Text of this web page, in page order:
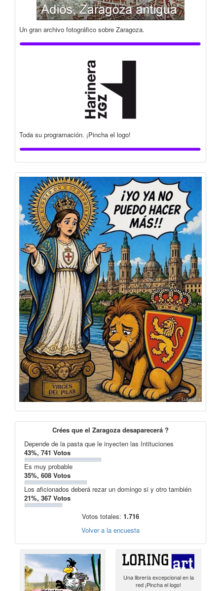
Un gran archivo fotográfico sobre Zaragoza.
Toda su programación. ¡Pincha el logo!
Crées que el Zaragoza desaparecerá ?
Depende de la pasta que le inyecten las Intituciones
43%, 741 Votos
Es muy probable
35%, 608 Votos
Los aficionados deberá rezar un domingo si y otro también
21%, 367 Votos
Votos totales: 1.716
Volver a la encuesta
Una librería excepcional en la
red ¡Pincha el logo!